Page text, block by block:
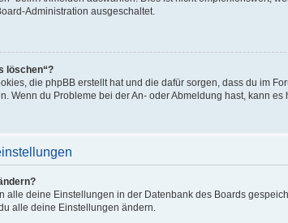
Administration ausgeschaltet.
löschen“?
die phpBB erstellt hat und die dafür sorgen, dass du im
Wenn du Probleme bei der An- oder Abmeldung hast, kann
alle deine Einstellungen in der Datenbank des Boards
alle deine Einstellungen ändern.